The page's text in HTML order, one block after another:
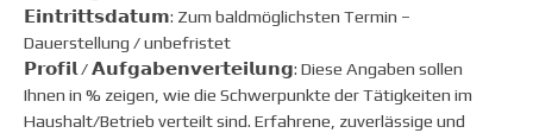
𝗘𝗶𝗻𝘁𝗿𝗶𝘁𝘁𝘀𝗱𝗮𝘁𝘂𝗺: Zum baldmöglichsten Termin –
Dauerstellung / unbefristet
𝗣𝗿𝗼𝗳𝗶𝗹 / 𝗔𝘂𝗳𝗴𝗮𝗯𝗲𝗻𝘃𝗲𝗿𝘁𝗲𝗶𝗹𝘂𝗻𝗴: Diese Angaben sollen
Ihnen in % zeigen, wie die Schwerpunkte der Tätigkeiten im
Haushalt/Betrieb verteilt sind. Erfahrene, zuverlässige und